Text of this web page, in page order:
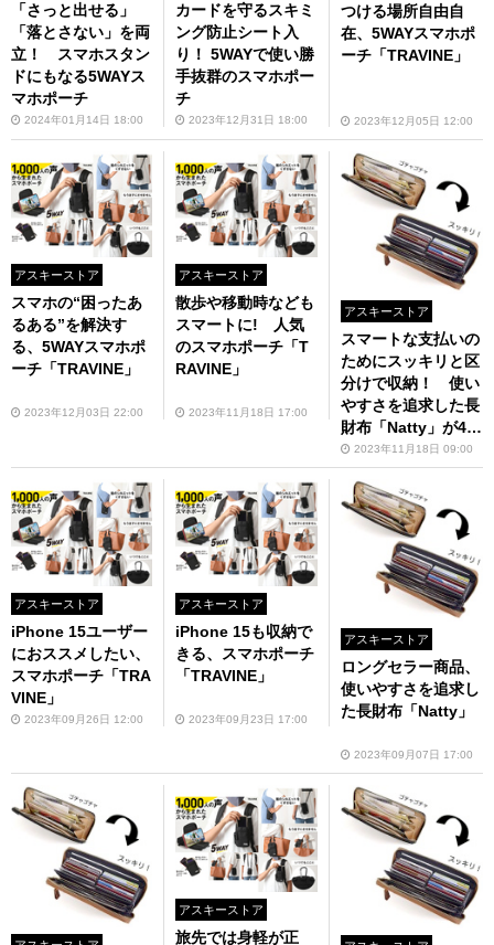
「さっと出せる」
「落とさない」を両
立！ スマホスタン
ドにもなる5WAYス
マホポーチ
2024年01月14日 18:00
カードを守るスキミ
ング防止シート入
り！ 5WAYで使い勝
手抜群のスマホポー
チ
2023年12月31日 18:00
つける場所自由自
在、5WAYスマホポ
ーチ「TRAVINE」
2023年12月05日 12:00
アスキーストア
スマホの“困ったあ
るある”を解決す
る、5WAYスマホポ
ーチ「TRAVINE」
2023年12月03日 22:00
アスキーストア
散歩や移動時なども
スマートに! 人気
のスマホポーチ「T
RAVINE」
2023年11月18日 17:00
アスキーストア
スマートな支払いの
ためにスッキリと区
分けで収納！ 使い
やすさを追求した長
財布「Natty」が4
0％オフ！
2023年11月18日 09:00
アスキーストア
iPhone 15ユーザー
におススメしたい、
スマホポーチ「TRA
VINE」
2023年09月26日 12:00
アスキーストア
iPhone 15も収納で
きる、スマホポーチ
「TRAVINE」
2023年09月23日 17:00
アスキーストア
ロングセラー商品、
使いやすさを追求し
た長財布「Natty」
2023年09月07日 17:00
アスキーストア
旅先では身軽が正